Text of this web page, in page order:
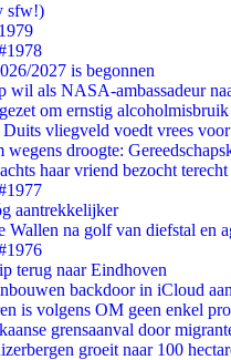
sfw!)
2027 is begonnen
wil als NASA-ambassadeur
om ernstig alcoholmisbruik
vliegveld voedt vrees
wegens droogte:
haar vriend bezocht terecht
aantrekkelijker
na golf van diefstal en
terug naar Eindhoven
backdoor in iCloud aan
is volgens OM geen enkel
grensaanval door
groeit naar 100